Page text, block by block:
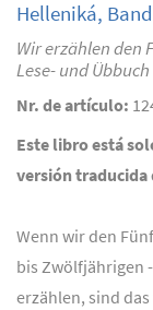
Helleniká,
Wir erzählen den
Lese- und Übbuch
Nr. de artículo:
Este libro está
versión traducida
Wenn wir den
bis Zwölfjährigen
erzählen, sind